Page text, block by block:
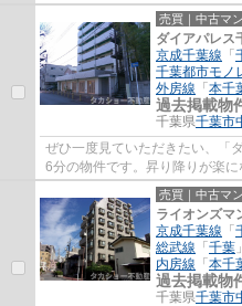
歩6分圏内に位置する物件です
売買｜中古マ
ダイアパレス
京成千葉線 「
千葉都市モノ
外房線 「 本千
過去掲載物
千葉県千葉市
ぜひ一度見ていただきたい、「
6分の物件です。昇り降りが楽
でいて心地の良い中古マンショ
売買｜中古マ
ライオンズマ
京成千葉線 「
総武線 「 千葉
内房線 「 本千
過去掲載物
千葉県千葉市